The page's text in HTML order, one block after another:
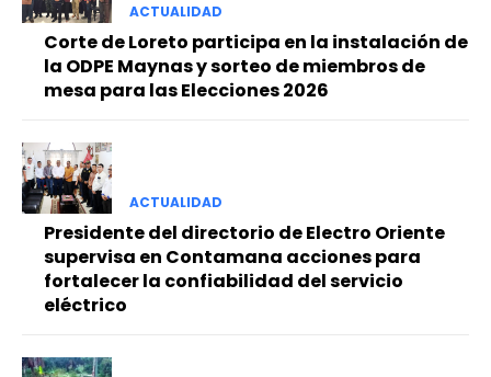
ACTUALIDAD
Corte de Loreto participa en la instalación de
la ODPE Maynas y sorteo de miembros de
mesa para las Elecciones 2026
ACTUALIDAD
Presidente del directorio de Electro Oriente
supervisa en Contamana acciones para
fortalecer la confiabilidad del servicio
eléctrico